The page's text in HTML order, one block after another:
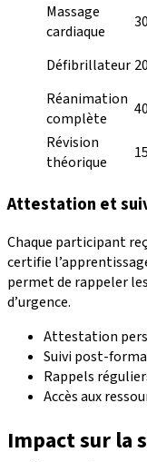
Massage
cardiaque
Défibrillateur
Réanimation
complète
Révision
théorique
Attestation et
Chaque participant
certifie
permet de rappeler
d’urgence.
Attestation
Suivi post-
Rappels
Accès aux
Impact sur la